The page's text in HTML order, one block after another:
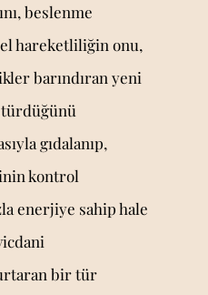
beslenme
hareketliliğin onu,
barındıran yeni
gıdalanıp,
kontrol
enerjiye sahip hale
bir tür